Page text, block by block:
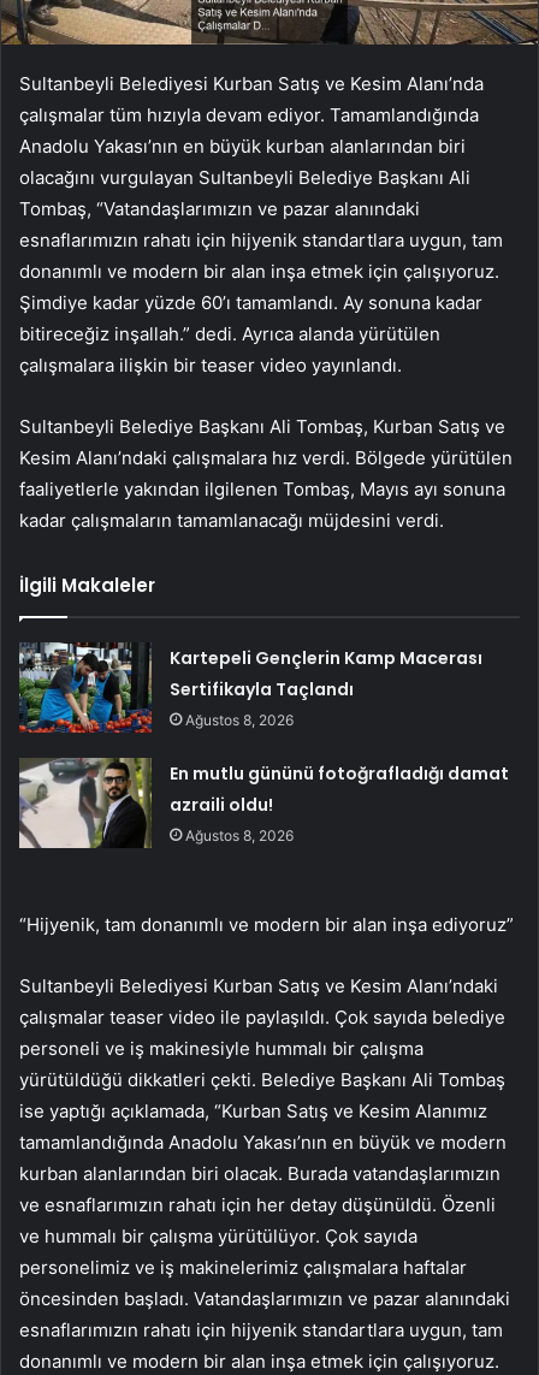
Sultanbeyli Belediyesi Kurban Satış ve Kesim Alanı’nda
çalışmalar tüm hızıyla devam ediyor. Tamamlandığında
Anadolu Yakası’nın en büyük kurban alanlarından biri
olacağını vurgulayan Sultanbeyli Belediye Başkanı Ali
Tombaş, “Vatandaşlarımızın ve pazar alanındaki
esnaflarımızın rahatı için hijyenik standartlara uygun, tam
donanımlı ve modern bir alan inşa etmek için çalışıyoruz.
Şimdiye kadar yüzde 60’ı tamamlandı. Ay sonuna kadar
bitireceğiz inşallah.” dedi. Ayrıca alanda yürütülen
çalışmalara ilişkin bir teaser video yayınlandı.
Sultanbeyli Belediye Başkanı Ali Tombaş, Kurban Satış ve
Kesim Alanı’ndaki çalışmalara hız verdi. Bölgede yürütülen
faaliyetlerle yakından ilgilenen Tombaş, Mayıs ayı sonuna
kadar çalışmaların tamamlanacağı müjdesini verdi.
İlgili Makaleler
Kartepeli Gençlerin Kamp Macerası
Sertifikayla Taçlandı
Ağustos 8, 2026
En mutlu gününü fotoğrafladığı damat
azraili oldu!
Ağustos 8, 2026
“Hijyenik, tam donanımlı ve modern bir alan inşa ediyoruz”
Sultanbeyli Belediyesi Kurban Satış ve Kesim Alanı’ndaki
çalışmalar teaser video ile paylaşıldı. Çok sayıda belediye
personeli ve iş makinesiyle hummalı bir çalışma
yürütüldüğü dikkatleri çekti. Belediye Başkanı Ali Tombaş
ise yaptığı açıklamada, “Kurban Satış ve Kesim Alanımız
tamamlandığında Anadolu Yakası’nın en büyük ve modern
kurban alanlarından biri olacak. Burada vatandaşlarımızın
ve esnaflarımızın rahatı için her detay düşünüldü. Özenli
ve hummalı bir çalışma yürütülüyor. Çok sayıda
personelimiz ve iş makinelerimiz çalışmalara haftalar
öncesinden başladı. Vatandaşlarımızın ve pazar alanındaki
esnaflarımızın rahatı için hijyenik standartlara uygun, tam
donanımlı ve modern bir alan inşa etmek için çalışıyoruz.